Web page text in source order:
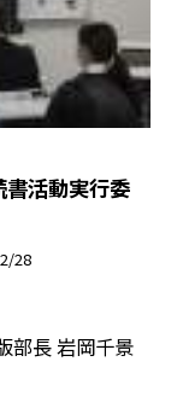
書活動実行委
28
部長 岩岡千景